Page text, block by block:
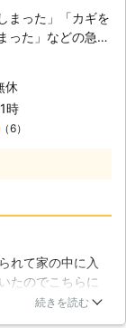
ペアキーを保管し
すが、やはり夜に
とがほとんどで
社の出番です。当
合わせを受け付
夜遅くても安心し
けます。
まった」「カギを
った」などの急な
カギの救急ロック
高槻市周辺のご依
ます！鍵紛失時の
も迅速に対応致し
ギが心配、防犯性
】 金庫は様々な
くなってしまうこ
キー式金庫の場合
休
時
（6）
れて家の中に入
たのでこちらに
あげてもらうか
続きを読む